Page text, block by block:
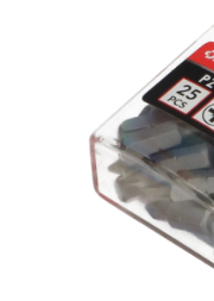
Benzi adezive,
Benzi anti-alunecare
Benzi din aluminiu
Benzi dublu-adezive
Benzi duct tape
Benzi pentru avertizare